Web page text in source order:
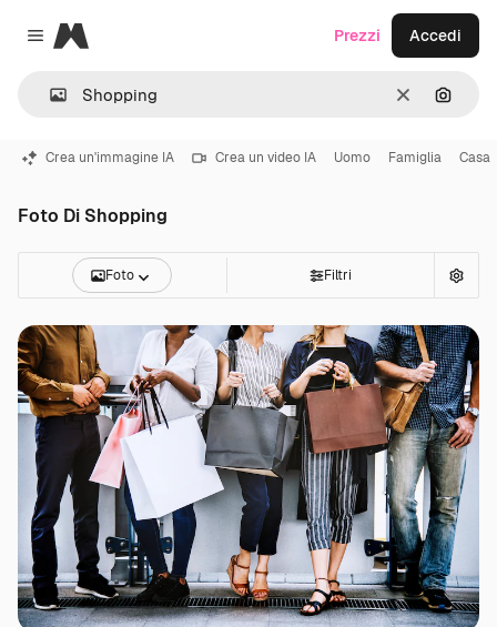
Close menu
Magnific
CancellaCerca
Prezzi Accedi
Crea un'immagine IA Crea un video IA Uomo Famiglia Casa
Foto Di Shopping
Foto Filtri